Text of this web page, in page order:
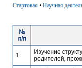
Стартовая • Научная
№
п/п
1.
Изучение
родителей,